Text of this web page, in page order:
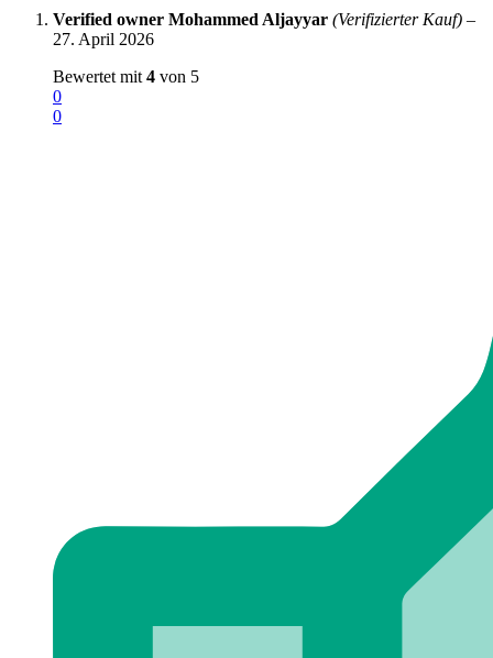
Verified owner (Verifizierter Kauf) –
27. April 2026
Bewertet mit 4 von 5
0
0